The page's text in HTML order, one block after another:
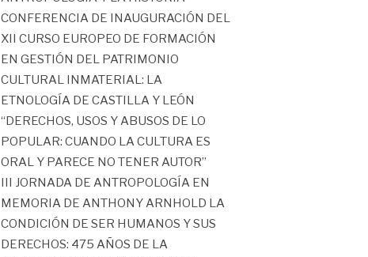
CONFERENCIA DE INAUGURACIÓN DEL
XII CURSO EUROPEO DE FORMACIÓN
EN GESTIÓN DEL PATRIMONIO
CULTURAL INMATERIAL: LA
ETNOLOGÍA DE CASTILLA Y LEÓN
“DERECHOS, USOS Y ABUSOS DE LO
POPULAR: CUANDO LA CULTURA ES
ORAL Y PARECE NO TENER AUTOR”
III JORNADA DE ANTROPOLOGÍA EN
MEMORIA DE ANTHONY ARNHOLD LA
CONDICIÓN DE SER HUMANOS Y SUS
DERECHOS: 475 AÑOS DE LA